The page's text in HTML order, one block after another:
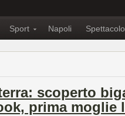
Sport Napoli Spettacolo
scoperto
prima moglie